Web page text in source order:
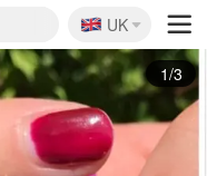
🇬🇧
UK
2/3